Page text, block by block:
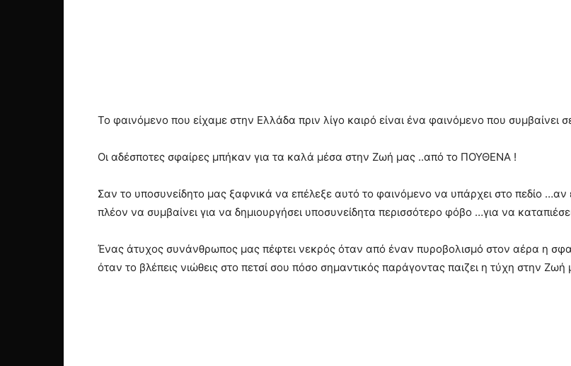
Το φαινόμενο που είχαμε στην Ελλάδα πριν λίγο καιρό είναι ένα φαινόμενο που συμβαίνει
Οι αδέσποτες σφαίρες μπήκαν για τα καλά μέσα στην Ζωή μας ..από το ΠΟΥΘΕΝΑ !
Σαν το υποσυνείδητο μας ξαφνικά να επέλεξε αυτό το φαινόμενο να υπάρχει στο πεδίο …αν
πλέον να συμβαίνει για να δημιουργήσει υποσυνείδητα περισσότερο φόβο …για να
Ένας άτυχος συνάνθρωπος μας πέφτει νεκρός όταν από έναν πυροβολισμό στον αέρα η
όταν το βλέπεις νιώθεις στο πετσί σου πόσο σημαντικός παράγοντας παιζει η τύχη στην Ζωή